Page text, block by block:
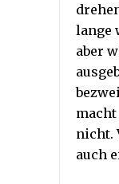
lange
aber
nicht.
auch